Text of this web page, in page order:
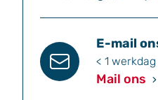
E-mail
< 1 werkdag
Mail ons